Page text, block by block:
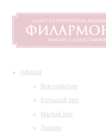
Афиша
Все события
Большой зал
Малый зал
Лекции